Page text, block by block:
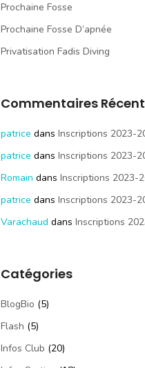
Prochaine Fosse
Prochaine Fosse D’apnée
Privatisation Fadis Diving
Commentaires
patrice dans Inscriptions 2023-
patrice dans Inscriptions 2023-
Romain dans Inscriptions 2023-
patrice dans Inscriptions 2023-
Varachaud dans Inscriptions
Catégories
BlogBio (5)
Flash (5)
Infos Club (20)